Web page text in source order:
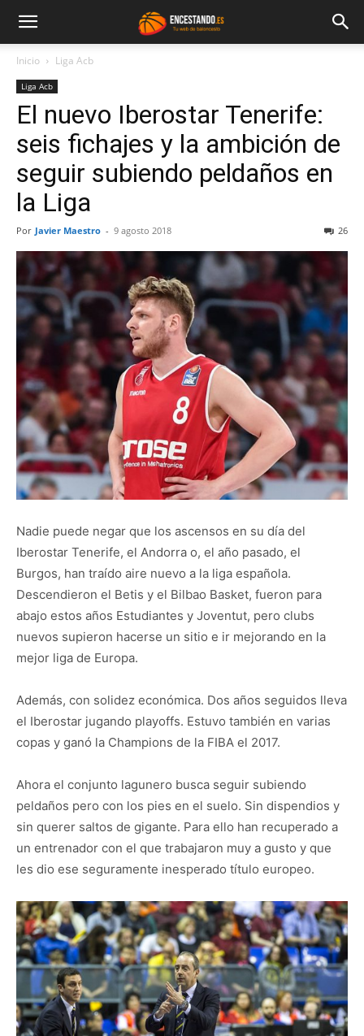
Inicio Liga Acb
Liga Acb
El nuevo Iberostar Tenerife:
seis fichajes y la ambición de
seguir subiendo peldaños en
la Liga
Por Javier Maestro - 9 agosto 2018 26
Nadie puede negar que los ascensos en su día del
Iberostar Tenerife, el Andorra o, el año pasado, el
Burgos, han traído aire nuevo a la liga española.
Descendieron el Betis y el Bilbao Basket, fueron para
abajo estos años Estudiantes y Joventut, pero clubs
nuevos supieron hacerse un sitio e ir mejorando en la
mejor liga de Europa.
Además, con solidez económica. Dos años seguidos lleva
el Iberostar jugando playoffs. Estuvo también en varias
copas y ganó la Champions de la FIBA el 2017.
Ahora el conjunto lagunero busca seguir subiendo
peldaños pero con los pies en el suelo. Sin dispendios y
sin querer saltos de gigante. Para ello han recuperado a
un entrenador con el que trabajaron muy a gusto y que
les dio ese seguramente inesperado título europeo.